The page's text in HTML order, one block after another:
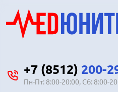
+7 (8512) 200-
Пн-Пт: 8:00-20:00, Сб: 8:00-